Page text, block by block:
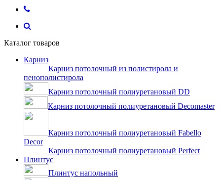
Каталог товаров
Карниз
Карниз потолочный из полистирола и
пенополистирола
Карниз потолочный полиуретановый DD
Карниз потолочный полиуретановый Decomaster
Карниз потолочный полиуретановый Fabello
Decor
Карниз потолочный полиуретановый Perfect
Плинтус
Плинтус напольный